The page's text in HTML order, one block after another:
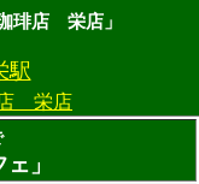
琲店 栄店」
駅
栄店
ェ」